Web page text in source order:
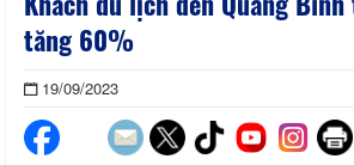
tăng 60%
19/09/2023